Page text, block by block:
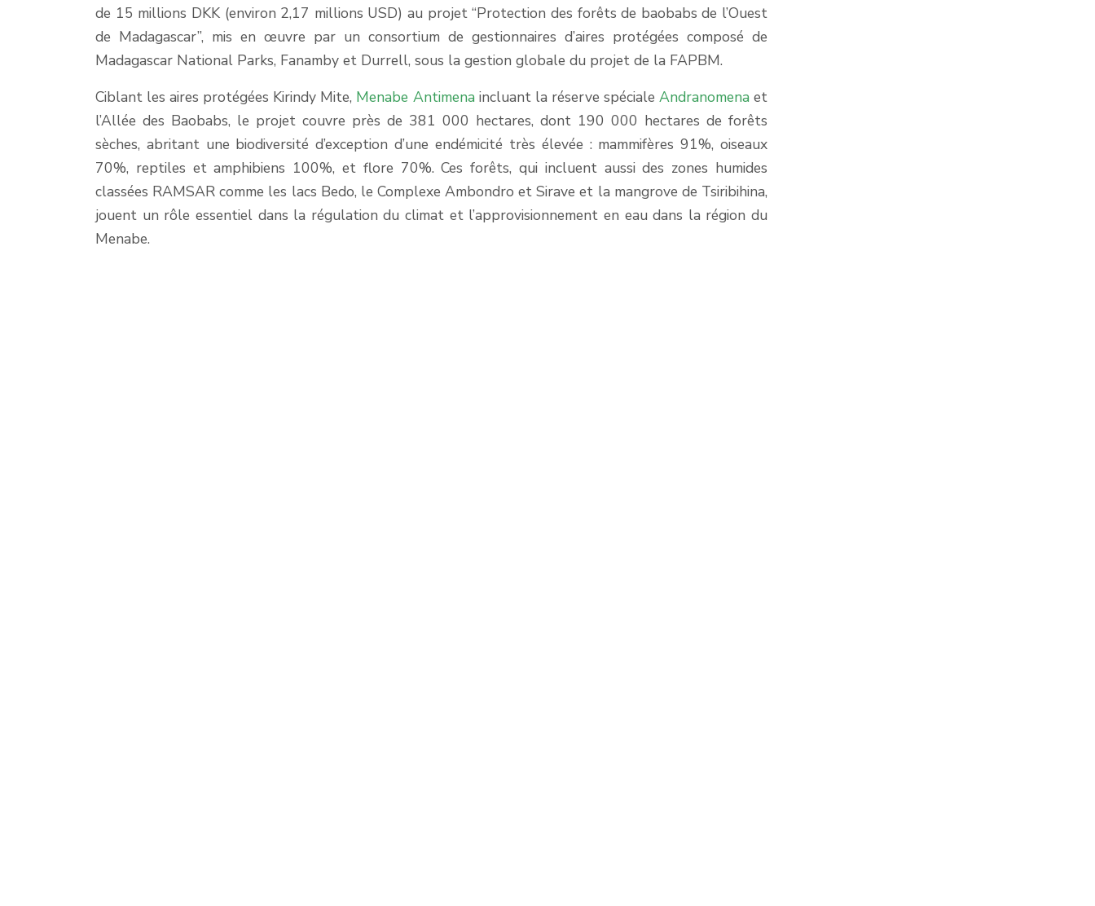
de 15 millions DKK (environ 2,17 millions USD) au projet “Protection des forêts de baobabs de l’Ouest
de Madagascar”, mis en œuvre par un consortium de gestionnaires d’aires protégées composé de
Madagascar National Parks, Fanamby et Durrell, sous la gestion globale du projet de la FAPBM.
Ciblant les aires protégées Kirindy Mite, Menabe Antimena incluant la réserve spéciale Andranomena et
l’Allée des Baobabs, le projet couvre près de 381 000 hectares, dont 190 000 hectares de forêts
sèches, abritant une biodiversité d’exceptiond’une endémicité très élevée : mammifères 91%, oiseaux
70%, reptiles et amphibiens 100%, et flore 70%. Ces forêts, qui incluent aussi des zones humides
classées RAMSAR comme les lacs Bedo, le Complexe Ambondro et Sirave et la mangrove de Tsiribihina,
jouent un rôle essentiel dans la régulation du climat et l’approvisionnement en eau dans la région du
Menabe.